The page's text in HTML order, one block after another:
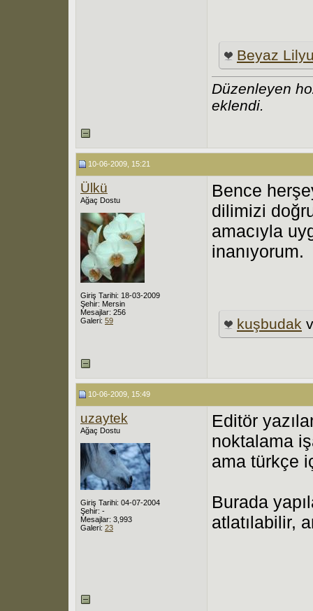
Beyaz
Düzenleyen
eklendi.
10-06-2009, 15:21
Ülkü
Ağaç Dostu
Giriş Tarihi: 18-03-2009
Şehir: Mersin
Mesajlar: 256
Galeri: 59
Bence
dilimizi
amacıyla
inanıyorum.
kuşbudak
10-06-2009, 15:49
uzaytek
Ağaç Dostu
Giriş Tarihi: 04-07-2004
Şehir: -
Mesajlar: 3,993
Galeri: 23
Editör
noktalama
ama türkçe
Burada
atlatılabilir,